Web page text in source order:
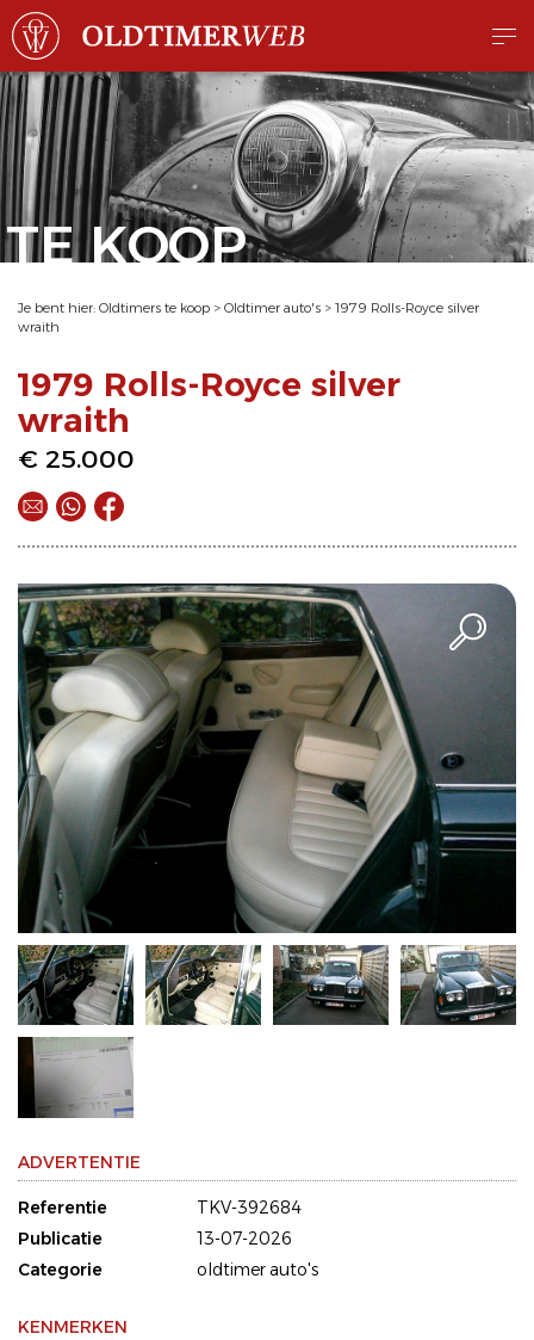
TE KOOP
Je bent hier: Oldtimers te koop > Oldtimer auto's > 1979 Rolls-Royce silver
wraith
1979 Rolls-Royce silver
wraith
€ 25.000
ADVERTENTIE
Referentie
TKV-392684
Publicatie
13-07-2026
Categorie
oldtimer auto's
KENMERKEN